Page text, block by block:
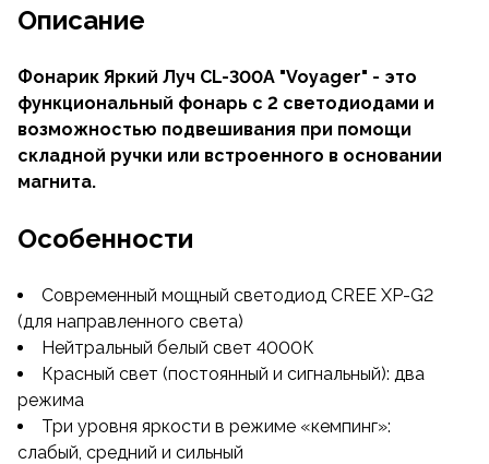
Описание
Фонарик Яркий Луч CL-300A "Voyager" - это
функциональный фонарь с 2 светодиодами и
возможностью подвешивания при помощи
складной ручки или встроенного в основании
магнита.
Особенности
Современный мощный светодиод CREE XP-G2
(для направленного света)
Нейтральный белый свет 4000К
Красный свет (постоянный и сигнальный): два
режима
Три уровня яркости в режиме «кемпинг»:
слабый, средний и сильный